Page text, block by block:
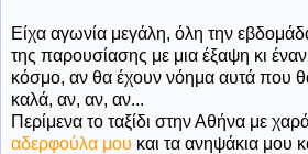
Είχα αγωνία μεγάλη, όλη την
της παρουσίασης με μια έξαψη κι
κόσμο, αν θα έχουν νόημα αυτά που
καλά, αν, αν, αν...
Περίμενα το ταξίδι στην Αθήνα με
αδερφούλα μου και τα ανηψάκια μου